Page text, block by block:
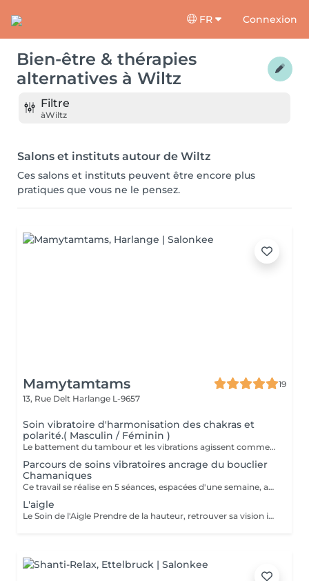
FR Connexion
Bien-être & thérapies
alternatives à Wiltz
Filtre
àWiltz
Salons et instituts autour de Wiltz
Ces salons et instituts peuvent être encore plus
pratiques que vous ne le pensez.
Mamytamtams
19
13, Rue Delt Harlange L-9657
Soin vibratoire d'harmonisation des chakras et
polarité.( Masculin / Féminin )
Le battement du tambour et les vibrations agissent comme un rappel pour le corps et l'esprit. Ils viennent libérer ce qui est figé, remettre l'énergie en mouvement et réaligner vos chakras. Allongé(e) dans un espace sécurisé, vous vous laissez porter par la vibration. Peu à peu, le mental se calme, le corps se relâche et l'énergie retrouve son équilibre. Un moment profond pour se recentrer, se réaligner et retrouver sa propre vibration. Réservez votre soin et laissez la vibration du tambour vous guider.
Parcours de soins vibratoires ancrage du bouclier
Chamaniques
Ce travail se réalise en 5 séances, espacées d'une semaine, afin de laisser le temps à chaque énergie alliée d'agir en profondeur. À chaque rencontre, la vibration du tambour vient harmoniser votre bouclier Chamaniques, libérer ce qui entrave votre chemin et réveiller vos forces intérieures. Au fil des séances, vous vous reconnectez à vos alliés spirituels, ces présences qui accompagnent votre évolution et peuvent vous guider au quotidien. À l'issue de ce parcours, un bouclier de protection énergétique est mis en place afin de stabiliser le travail réalisé et vous replacer au centre de votre création, de votre vie. Vous repartez aligné(e), centré(e) dans vos énergies et pleinement relié(e) à votre pouvoir de création. Un chemin vibratoire puissant pour celles et ceux qui ressentent l'appel du tambour.
L'aigle
Le Soin de l'Aigle Prendre de la hauteur, retrouver sa vision intérieure Le soin de l'Aigle est une expérience profonde, un véritable voyage intérieur mêlant vibrations, guidance et méditation. C'est un moment sacré que vous vous offrez pour vous reconnecter à votre essence et observer votre vie avec un regard nouveau. La médecine de l'Aigle en chamanisme L'Aigle est un symbole puissant de clairvoyance, de liberté et d'élévation. Il nous invite à nous élever au-dessus des blocages du quotidien, à prendre du recul pour mieux comprendre les situations qui nous freinent. Sa médecine agit sur la vision : voir plus loin, voir autrement, voir juste. Pendant le soin, vous êtes guidé(e) pour lâcher le mental, ouvrir votre perception et accueillir des prises de conscience profondes. Les bienfaits à long terme Libération des blocages émotionnels et énergétiques Clarté dans vos choix et vos directions de vie Reconnexion à votre intuition Apaisement intérieur durable Sentiment de légèreté et de liberté retrouvée Ce soin ne fait pas que soulager sur l'instant il s'ancre en vous et continue de travailler dans les jours et semaines qui suivent. Offrez-vous ce moment hors du temps Si vous ressentez le besoin de comprendre, de vous libérer et d'avancer avec plus de clarté, le soin de l'Aigle est une invitation à vous élever. Réservez votre séance et laissez-vous porter par la médecine de l'Aigle.